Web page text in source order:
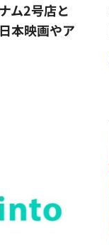
ム2号店と
本映画やア